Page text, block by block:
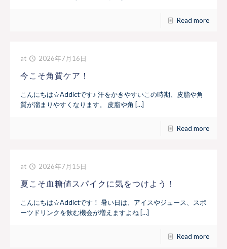
Read more
at 2026年7月16日
今こそ角質ケア！
こんにちは☆Addictです♪ 汗をかきやすいこの時期、皮脂や角
質が溜まりやすくなります。 皮脂や角 […]
Read more
at 2026年7月15日
夏こそ血糖値スパイクに気をつけよう！
こんにちは☆Addictです！ 暑い日は、アイスやジュース、スポ
ーツドリンクを飲む機会が増えますよね […]
Read more